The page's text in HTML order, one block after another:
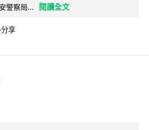
警察局...
閱讀全文
分享